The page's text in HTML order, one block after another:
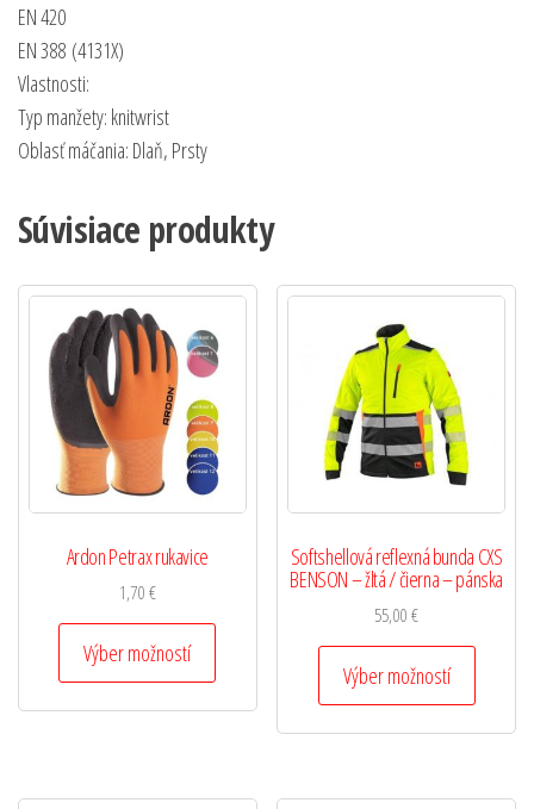
EN 420
EN 388 (4131X)
Vlastnosti:
Typ manžety: knitwrist
Oblasť máčania: Dlaň, Prsty
Súvisiace produkty
Ardon Petrax rukavice
1,70€
Výber možností
Softshellová reflexná bunda CXS
BENSON – žltá / čierna – pánska
55,00€
Výber možností